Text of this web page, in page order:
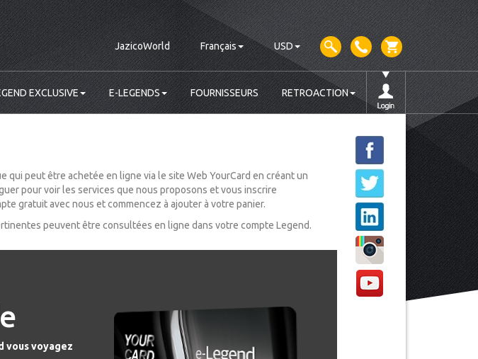
JazicoWorld Français USD
EXCLUSIVE E-LEGENDS FOURNISSEURS RETROACTION
qui peut être achetée en ligne via le site Web YourCard en créant un
pour voir les services que nous proposons et vous inscrire
gratuit avec nous et commencez à ajouter à votre panier.
peuvent être consultées en ligne dans votre compte Legend.
vous voyagez